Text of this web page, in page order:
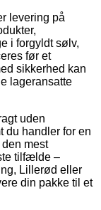
levering på
i forgyldt sølv,
før et
sikkerhed kan
lageransatte
uden
du handler for en
mest
tilfælde –
Lillerød eller
din pakke til et